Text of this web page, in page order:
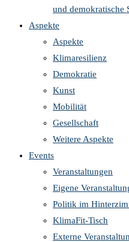
und demokratische
Aspekte
Aspekte
Klimaresilienz
Demokratie
Kunst
Mobilität
Gesellschaft
Weitere Aspekte
Events
Veranstaltungen
Eigene
Politik im
KlimaFit-Tisch
Externe